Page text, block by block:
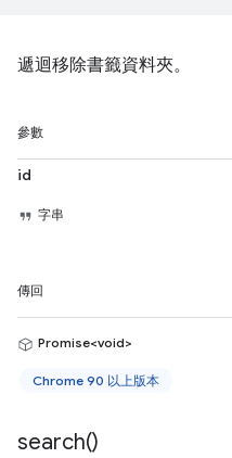
遞迴移除書籤資料夾。
參數
id
字串
傳回
Promise<void>
Chrome 90 以上版本
search()